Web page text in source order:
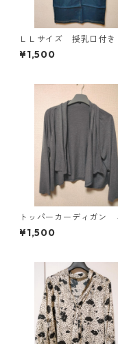
ＬＬサイズ 授乳口付
タニティ ドッキングワ
ース ホワイト×ブルー
¥1,500
トッパーカーディガン
Ｌ グレー KAE-4814
¥1,500